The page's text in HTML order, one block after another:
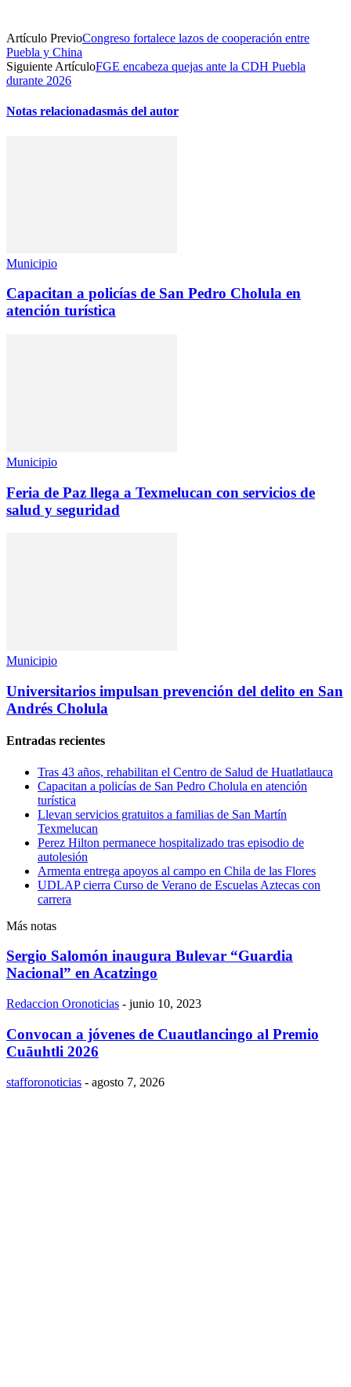
Artículo PrevioCongreso fortalece lazos de cooperación entre
Puebla y China
Siguiente ArtículoFGE encabeza quejas ante la CDH Puebla
durante 2026
Notas relacionadasmás del autor
Municipio
Capacitan a policías de San Pedro Cholula en
atención turística
Municipio
Feria de Paz llega a Texmelucan con servicios de
salud y seguridad
Municipio
Universitarios impulsan prevención del delito en San
Andrés Cholula
Entradas recientes
Tras 43 años, rehabilitan el Centro de Salud de Huatlatlauca
Capacitan a policías de San Pedro Cholula en atención
turística
Llevan servicios gratuitos a familias de San Martín
Texmelucan
Perez Hilton permanece hospitalizado tras episodio de
autolesión
Armenta entrega apoyos al campo en Chila de las Flores
UDLAP cierra Curso de Verano de Escuelas Aztecas con
carrera
Más notas
Sergio Salomón inaugura Bulevar “Guardia
Nacional” en Acatzingo
Redaccion Oronoticias - junio 10, 2023
Convocan a jóvenes de Cuautlancingo al Premio
Cuāuhtli 2026
stafforonoticias - agosto 7, 2026